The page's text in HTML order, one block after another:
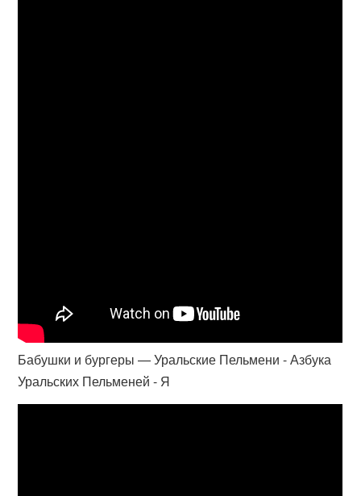
Бабушки и бургеры — Уральские Пельмени - Азбука
Уральских Пельменей - Я